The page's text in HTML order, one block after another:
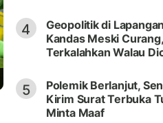
4
Geopolitik di
Kandas Meski
Terkalahkan Walau
5
Polemik Berlanjut,
Kirim Surat Terbuka
Minta Maaf